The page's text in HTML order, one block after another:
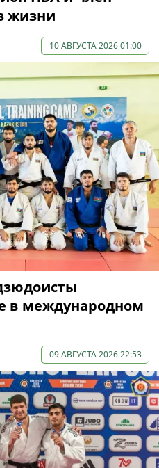
жизни
10 АВГУСТА 2026 01:00
в международном
09 АВГУСТА 2026 22:53